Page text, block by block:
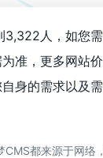
3,322人，如您
准，更多网站
身的需求以及
都来源于网